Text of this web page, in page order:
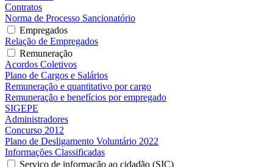
Contratos
Norma de Processo Sancionatório
Empregados
Relação de Empregados
Remuneração
Acordos Coletivos
Plano de Cargos e Salários
Remuneração e quantitativo por cargo
Remuneração e benefícios por empregado
SIGEPE
Administradores
Concurso 2012
Plano de Desligamento Voluntário 2022
Informações Classificadas
Serviço de informação ao cidadão (SIC)